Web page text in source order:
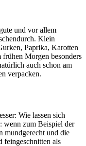
und vor allem
Klein
Paprika, Karotten
Morgen besonders
auch schon am
verpacken.
Wie lassen sich
wenn zum Beispiel der
mundgerecht und die
feingeschnitten als